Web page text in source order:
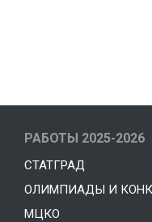
РАБОТЫ 2025-2026
СТАТГРАД
ОЛИМПИАДЫ И
МЦКО